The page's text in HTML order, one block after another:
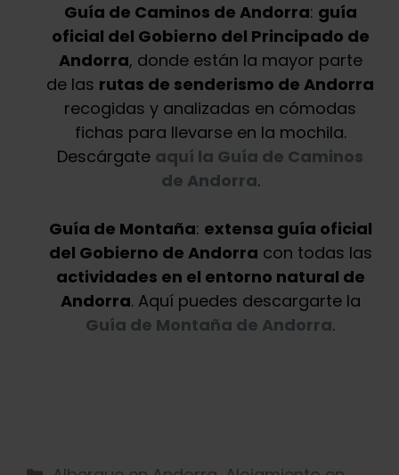
Guía de Caminos de Andorra: guía
oficial del Gobierno del Principado de
Andorra, donde están la mayor parte
de las rutas de senderismo de Andorra
recogidas y analizadas en cómodas
fichas para llevarse en la mochila.
Descárgate aquí la Guía de Caminos
de Andorra.
Guía de Montaña: extensa guía oficial
del Gobierno de Andorra con todas las
actividades en el entorno natural de
Andorra. Aquí puedes descargarte la
Guía de Montaña de Andorra.